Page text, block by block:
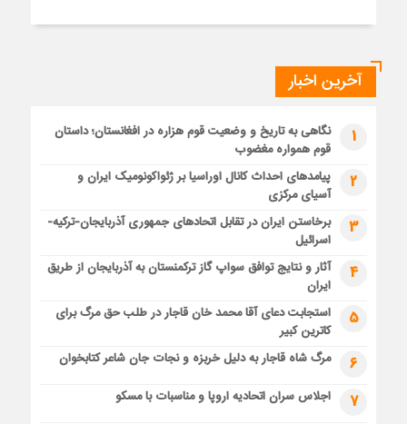
آخرین اخبار
1
نگاهی به تاریخ و وضعیت قوم هزاره در افغانستان؛ داستان
قوم همواره مغضوب
2
پیامدهای احداث کانال اوراسیا بر ژئواکونومیک ایران و
آسیای مرکزی
3
برخاستن ایران در تقابل اتحادهای جمهوری آذربایجان-ترکیه-
اسرائیل
4
آثار و نتایج توافق سواپ گاز ترکمنستان به آذربایجان از طریق
ایران
5
استجابت دعای آقا محمد خان قاجار در طلب حق مرگ برای
کاترین کبیر
6 مرگ شاه قاجار به دلیل خربزه و نجات جان شاعر کتابخوان
7 اجلاس سران اتحادیه اروپا و مناسبات با مسکو